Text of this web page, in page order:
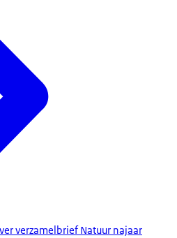
verzamelbrief Natuur najaar